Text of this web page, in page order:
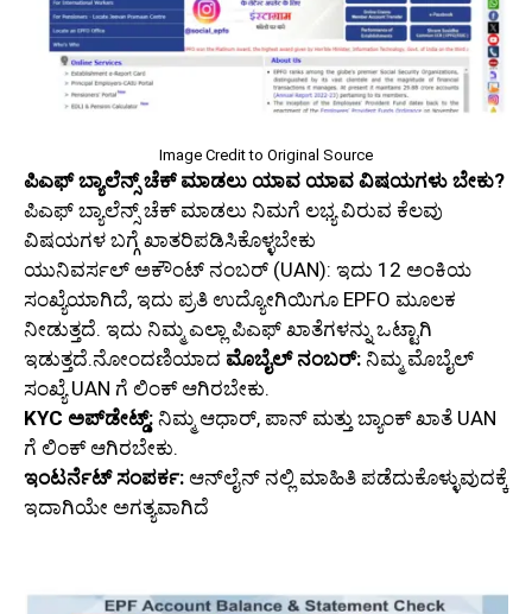
Image Credit to Original Source
ಪಿಎಫ್ ಬ್ಯಾಲೆನ್ಸ್ ಚೆಕ್ ಮಾಡಲು ಯಾವ ಯಾವ ವಿಷಯಗಳು ಬೇಕು?
ಪಿಎಫ್ ಬ್ಯಾಲೆನ್ಸ್ ಚೆಕ್ ಮಾಡಲು ನಿಮಗೆ ಲಭ್ಯ ವಿರುವ ಕೆಲವು
ವಿಷಯಗಳ ಬಗ್ಗೆ ಖಾತರಿಪಡಿಸಿಕೊಳ್ಳಬೇಕು
ಯುನಿವರ್ಸಲ್ ಅಕೌಂಟ್ ನಂಬರ್ (UAN): ಇದು 12 ಅಂಕಿಯ
ಸಂಖ್ಯೆಯಾಗಿದೆ, ಇದು ಪ್ರತಿ ಉದ್ಯೋಗಿಯಿಗೂ EPFO ಮೂಲಕ
ನೀಡುತ್ತದೆ. ಇದು ನಿಮ್ಮ ಎಲ್ಲಾ ಪಿಎಫ್ ಖಾತೆಗಳನ್ನು ಒಟ್ಟಾಗಿ
ಇಡುತ್ತದೆ.ನೋಂದಣಿಯಾದ ಮೊಬೈಲ್ ನಂಬರ್: ನಿಮ್ಮ ಮೊಬೈಲ್
ಸಂಖ್ಯೆ UAN ಗೆ ಲಿಂಕ್ ಆಗಿರಬೇಕು.
KYC ಅಪ್‌ಡೇಟ್ಡ್: ನಿಮ್ಮ ಆಧಾರ್, ಪಾನ್ ಮತ್ತು ಬ್ಯಾಂಕ್ ಖಾತೆ UAN
ಗೆ ಲಿಂಕ್ ಆಗಿರಬೇಕು.
ಇಂಟರ್ನೆಟ್ ಸಂಪರ್ಕ: ಆನ್‌ಲೈನ್‌ ನಲ್ಲಿ ಮಾಹಿತಿ ಪಡೆದುಕೊಳ್ಳುವುದಕ್ಕೆ
ಇದಾಗಿಯೇ ಅಗತ್ಯವಾಗಿದೆ